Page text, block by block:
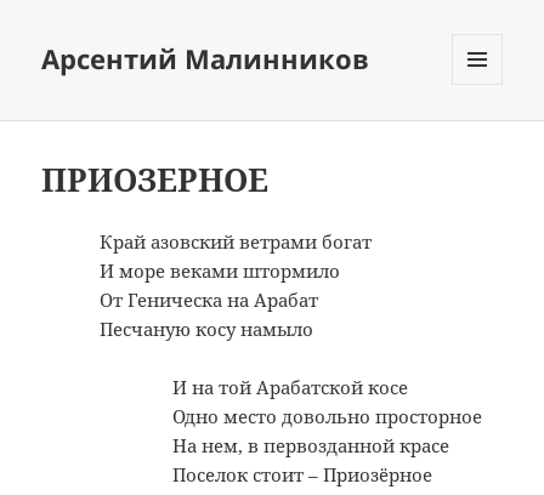
Арсентий Малинников
ПРИОЗЕРНОЕ
Край азовский ветрами богат
И море веками штормило
От Геническа на Арабат
Песчаную косу намыло
И на той Арабатской косе
Одно место довольно просторное
На нем, в первозданной красе
Поселок стоит – Приозёрное